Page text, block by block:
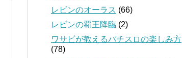
レビンのオーラス (66)
レビンの覇王降臨 (2)
ワサビが教えるパチスロの楽しみ方
(78)